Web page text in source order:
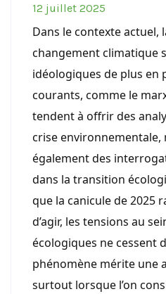
12 juillet 2025
Dans le contexte actuel,
changement climatique
idéologiques de plus en
courants, comme le
tendent à offrir des
crise environnementale,
également des
dans la transition
que la canicule de 2025
d’agir, les tensions au
écologiques ne cessent
phénomène mérite une
surtout lorsque l’on